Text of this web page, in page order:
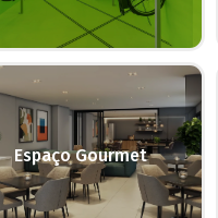
Espaço Gourmet